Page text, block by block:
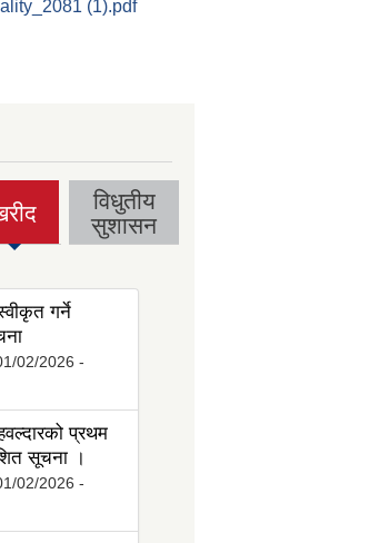
(1).pdf
विधुतीय
सुशासन
गर्ने
02/2026 -
प्रथम
सूचना ।
02/2026 -